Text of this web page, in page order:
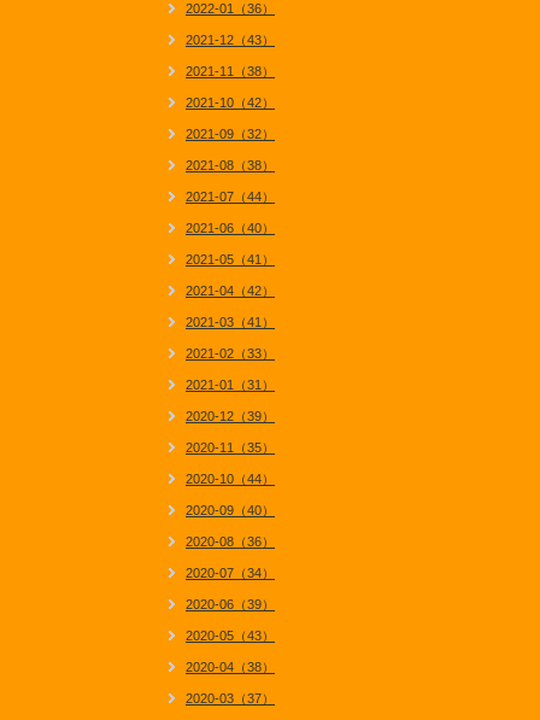
2022-01（36）
2021-12（43）
2021-11（38）
2021-10（42）
2021-09（32）
2021-08（38）
2021-07（44）
2021-06（40）
2021-05（41）
2021-04（42）
2021-03（41）
2021-02（33）
2021-01（31）
2020-12（39）
2020-11（35）
2020-10（44）
2020-09（40）
2020-08（36）
2020-07（34）
2020-06（39）
2020-05（43）
2020-04（38）
2020-03（37）